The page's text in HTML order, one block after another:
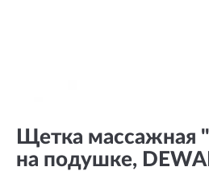
Щетка массажная
на подушке,